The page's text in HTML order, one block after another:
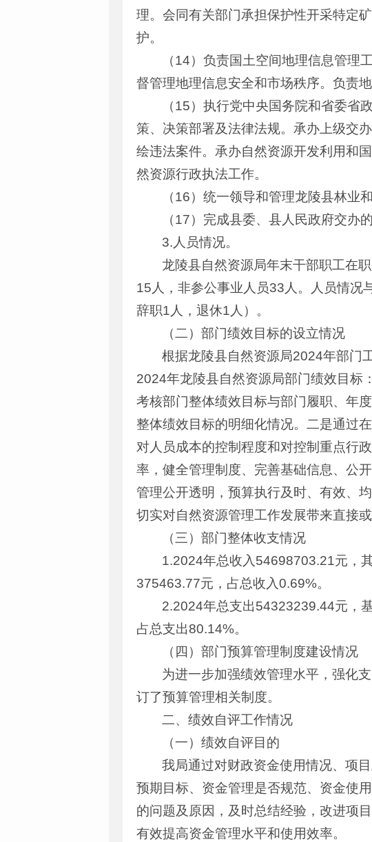
理。会同有关部门承担保护性开采特定
护。
（14）负责国土空间地理信息管理
督管理地理信息安全和市场秩序。负责
（15）执行党中央国务院和省委省
策、决策部署及法律法规。承办上级交
绘违法案件。承办自然资源开发利用和
然资源行政执法工作。
（16）统一领导和管理龙陵县林业
（17）完成县委、县人民政府交办
3.人员情况。
龙陵县自然资源局年末干部职工在
15人，非参公事业人员33人。人员情况
辞职1人，退休1人）。
（二）部门绩效目标的设立情况
根据龙陵县自然资源局2024年部门
2024年龙陵县自然资源局部门绩效目标
考核部门整体绩效目标与部门履职、年
整体绩效目标的明细化情况。二是通过
对人员成本的控制程度和对控制重点行
率，健全管理制度、完善基础信息、公
管理公开透明，预算执行及时、有效、
切实对自然资源管理工作发展带来直接
（三）部门整体收支情况
1.2024年总收入54698703.21元，
375463.77元，占总收入0.69%。
2.2024年总支出54323239.44元，
占总支出80.14%。
（四）部门预算管理制度建设情况
为进一步加强绩效管理水平，强化
订了预算管理相关制度。
二、绩效自评工作情况
（一）绩效自评目的
我局通过对财政资金使用情况、项
预期目标、资金管理是否规范、资金使
的问题及原因，及时总结经验，改进项
有效提高资金管理水平和使用效率。